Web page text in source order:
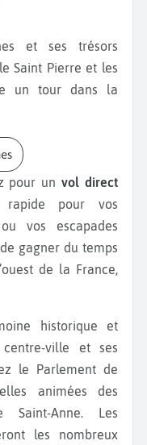
Saint Pierre et les
un tour dans la
pour unvol direct
pour vos
vos escapades
gagner du temps
de la France,
historique et
ville et ses
le Parlement de
animées des
Saint-Anne. Les
les nombreux